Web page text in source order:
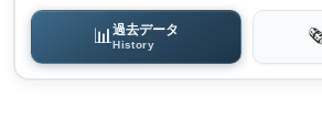
📊過去データ
History